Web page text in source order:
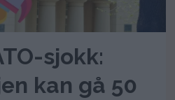
sjokk:
kan gå 50